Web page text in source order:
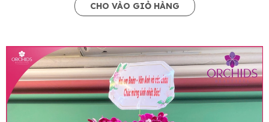
CHO VÀO GIỎ HÀNG